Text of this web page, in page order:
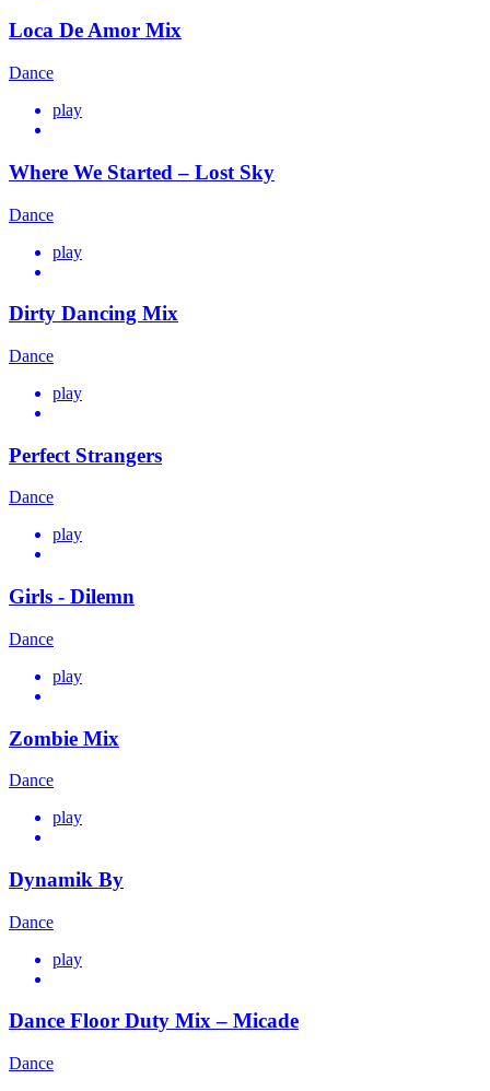
Loca De Amor Mix
Dance
play
Where We Started – Lost Sky
Dance
play
Dirty Dancing Mix
Dance
play
Perfect Strangers
Dance
play
Girls - Dilemn
Dance
play
Zombie Mix
Dance
play
Dynamik By
Dance
play
Dance Floor Duty Mix – Micade
Dance